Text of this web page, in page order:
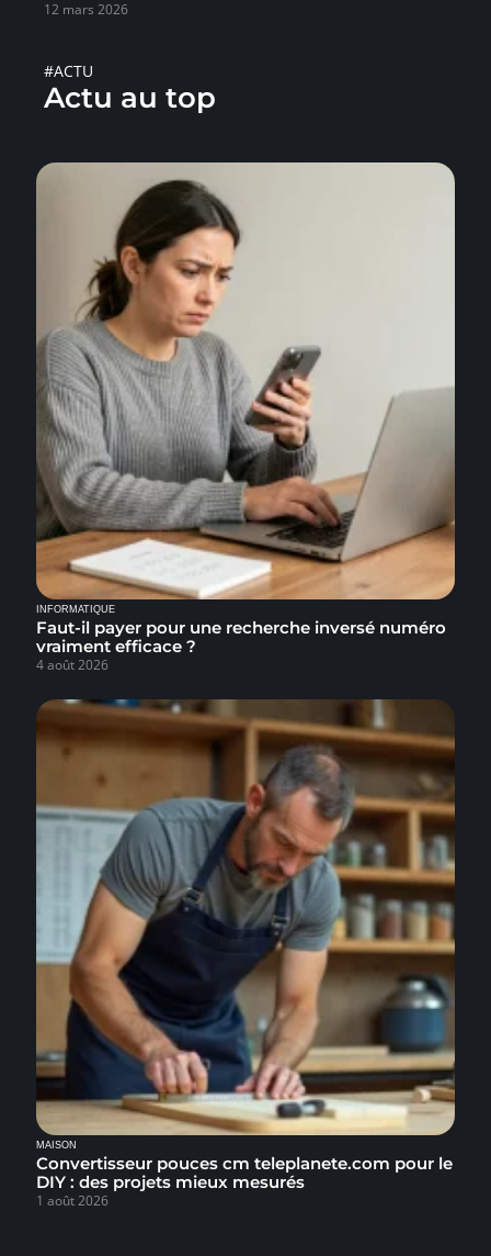
12 mars 2026
#ACTU
Actu au top
INFORMATIQUE
Faut-il payer pour une recherche inversé numéro
vraiment efficace ?
4 août 2026
MAISON
Convertisseur pouces cm teleplanete.com pour le
DIY : des projets mieux mesurés
1 août 2026